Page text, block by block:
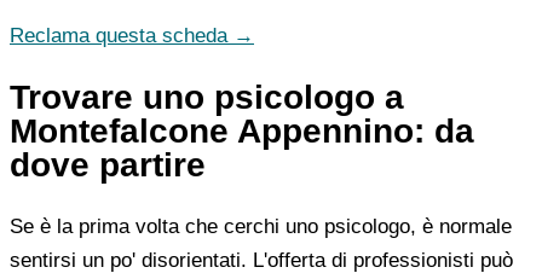
Reclama questa scheda →
Trovare uno psicologo a
Montefalcone Appennino: da
dove partire
Se è la prima volta che cerchi uno psicologo, è normale
sentirsi un po' disorientati. L'offerta di professionisti può